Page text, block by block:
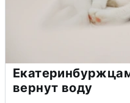
вернут воду